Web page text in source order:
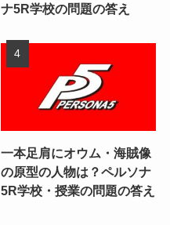
ナ5R学校の問題の答え
一本足肩にオウム・海賊像
の原型の人物は？ペルソナ
5R学校・授業の問題の答え